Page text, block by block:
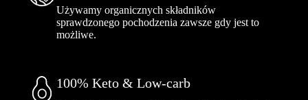
Używamy organicznych składników
sprawdzonego pochodzenia zawsze gdy jest to
możliwe.
100% Keto & Low-carb